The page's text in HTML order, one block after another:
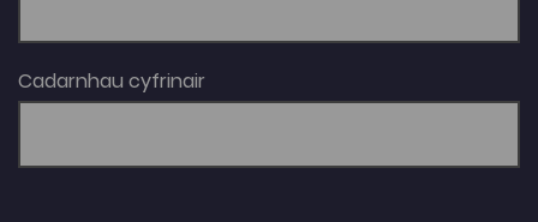
Cadarnhau cyfrinair